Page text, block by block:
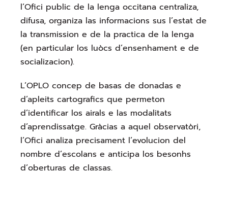
l’Ofici public de la lenga occitana centraliza,
difusa, organiza las informacions sus l’estat de
la transmission e de la practica de la lenga
(en particular los luòcs d’ensenhament e de
socializacion).
L’OPLO concep de basas de donadas e
d’apleits cartografics que permeton
d’identificar los airals e las modalitats
d’aprendissatge. Gràcias a aquel observatòri,
l’Ofici analiza precisament l’evolucion del
nombre d’escolans e anticipa los besonhs
d’oberturas de classas.